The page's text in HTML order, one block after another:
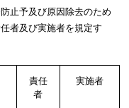
止予及び原因除去のため
者及び実施者を規定す
責任
者
実施者